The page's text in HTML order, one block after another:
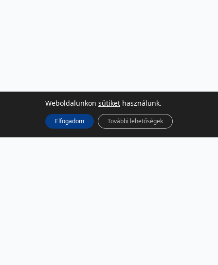
Weboldalunkon sütiket használunk.
Elfogadom További lehetőségek